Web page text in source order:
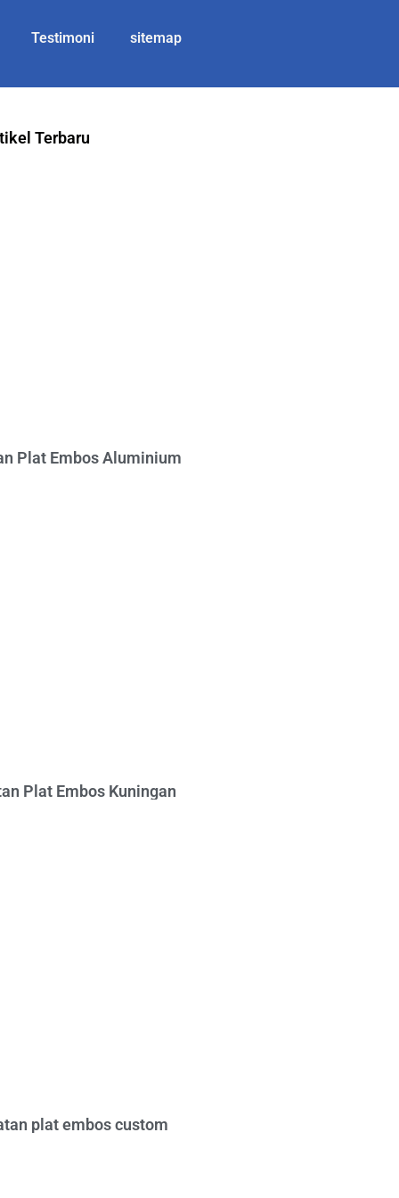
Testimoni sitemap
Terbaru
Plat Embos Aluminium
Plat Embos Kuningan
plat embos custom